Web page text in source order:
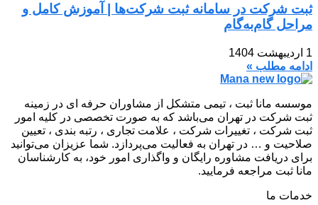
ثبت شرکت در سامانه ثبت شرکت‌ها | آموزش کامل و
مراحل گام‌به‌گام
1 اردیبهشت 1404
ادامه مطلب »
موسسه مانا ثبت ، تیمی متشکل از مشاوران حرفه ای در زمینه
ثبت شرکت در تهران می‌باشد که به صورت تخصصی در کلیه امور
ثبت شرکت ، تغییرات شرکت ، علامت تجاری ، رتبه بندی ، تعیین
صلاحیت و … در تهران به فعالیت می‌پردازد. شما عزیزان می‌توانید
برای دریافت مشاوره رایگان و واگذاری امور خود، به کارشناسان
مانا ثبت مراجعه فرمایید.
خدمات ما